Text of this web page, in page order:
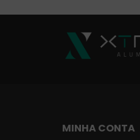
MINHA CONTA